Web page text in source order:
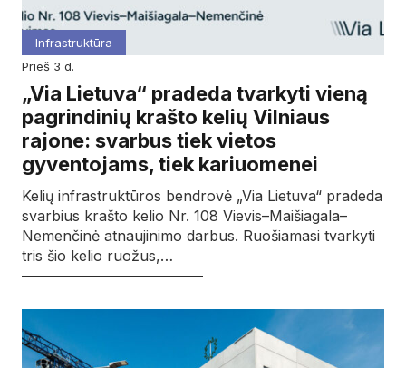
Infrastruktūra
prieš 3 d.
„Via Lietuva“ pradeda tvarkyti vieną
pagrindinių krašto kelių Vilniaus
rajone: svarbus tiek vietos
gyventojams, tiek kariuomenei
Kelių infrastruktūros bendrovė „Via Lietuva“ pradeda
svarbius krašto kelio Nr. 108 Vievis–Maišiagala–
Nemenčinė atnaujinimo darbus. Ruošiamasi tvarkyti
tris šio kelio ruožus,…